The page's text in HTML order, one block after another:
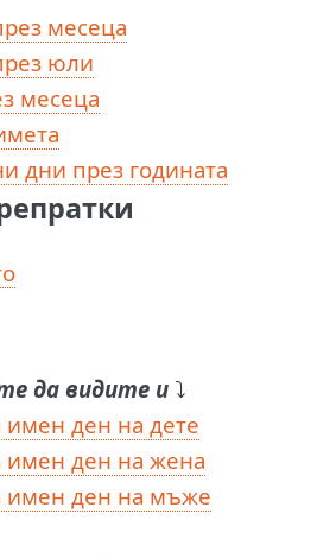
месеца
юли
месеца
дни през годината
да видите и ⤵️
ден на дете
имен ден на жена
имен ден на мъже